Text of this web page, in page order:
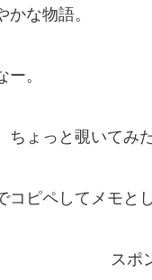
な物語。
。
ちょっと覗いてみ
コピペしてメモと
スポ